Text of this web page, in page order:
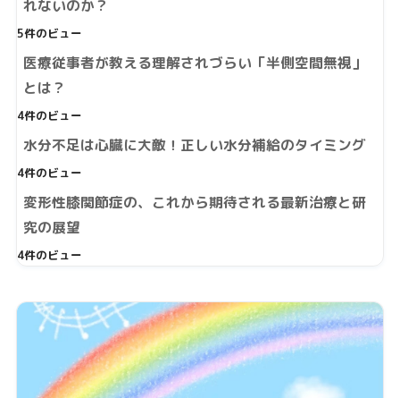
れないのか？
5件のビュー
医療従事者が教える理解されづらい「半側空間無視」
とは？
4件のビュー
水分不足は心臓に大敵！正しい水分補給のタイミング
4件のビュー
変形性膝関節症の、これから期待される最新治療と研
究の展望
4件のビュー